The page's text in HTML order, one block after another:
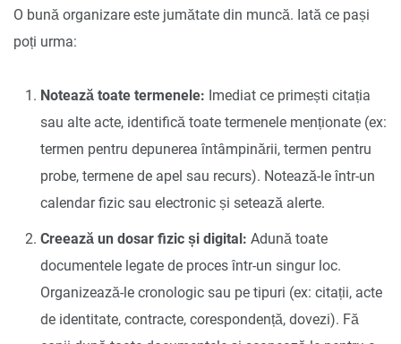
O bună organizare este jumătate din muncă. Iată ce pași
poți urma:
Notează toate termenele: Imediat ce primești citația
sau alte acte, identifică toate termenele menționate (ex:
termen pentru depunerea întâmpinării, termen pentru
probe, termene de apel sau recurs). Notează-le într-un
calendar fizic sau electronic și setează alerte.
Creează un dosar fizic și digital: Adună toate
documentele legate de proces într-un singur loc.
Organizează-le cronologic sau pe tipuri (ex: citații, acte
de identitate, contracte, corespondență, dovezi). Fă